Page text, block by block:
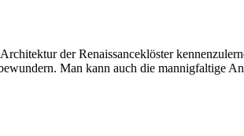
der Renaissanceklöster
Man kann auch die mannigfaltige